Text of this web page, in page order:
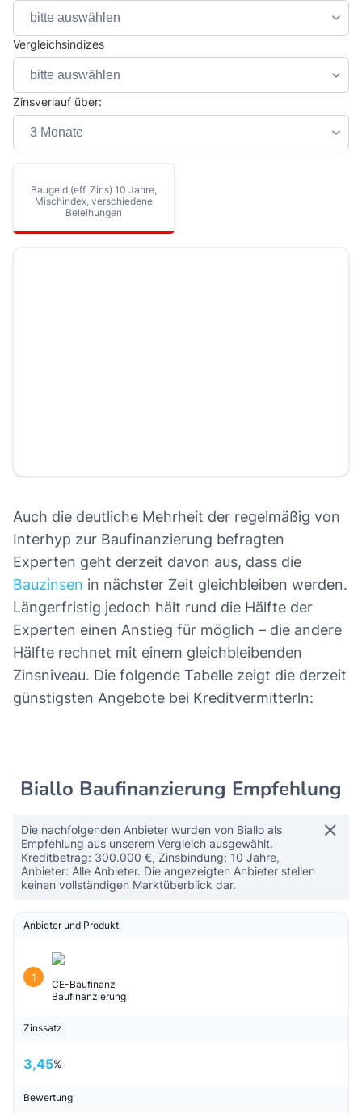
Vergleichsindizes
Zinsverlauf über:
Baugeld (eff. Zins) 10 Jahre,
Mischindex, verschiedene
Beleihungen
Auch die deutliche Mehrheit der regelmäßig von
Interhyp zur Baufinanzierung befragten
Experten geht derzeit davon aus, dass die
Bauzinsen in nächster Zeit gleichbleiben werden.
Längerfristig jedoch hält rund die Hälfte der
Experten einen Anstieg für möglich – die andere
Hälfte rechnet mit einem gleichbleibenden
Zinsniveau. Die folgende Tabelle zeigt die derzeit
günstigsten Angebote bei Kreditvermitterln:
Biallo Baufinanzierung Empfehlung
Die nachfolgenden Anbieter wurden von Biallo als
Empfehlung aus unserem Vergleich ausgewählt.
Kreditbetrag: 300.000 €, Zinsbindung: 10 Jahre,
Anbieter: Alle Anbieter. Die angezeigten Anbieter stellen
keinen vollständigen Marktüberblick dar.
Anbieter und Produkt
1
CE-Baufinanz
Baufinanzierung
Zinssatz
3,45%
Bewertung